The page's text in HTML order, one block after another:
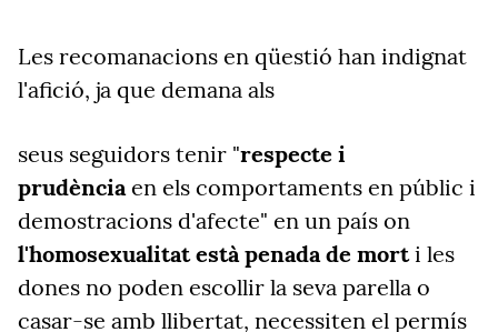
Les recomanacions en qüestió han indignat
l'afició, ja que demana als
seus seguidors tenir "respecte i
prudènciaen els comportaments en públic i
demostracions d'afecte" en un país on
l'homosexualitat està penada de morti les
dones no poden escollir la seva parella o
casar-se amb llibertat, necessiten el permís